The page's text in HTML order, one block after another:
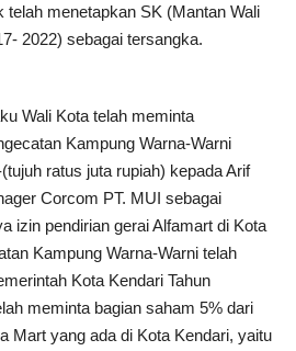
telah menetapkan SK (Mantan Wali
2022) sebagai tersangka.
Wali Kota telah meminta
Kampung Warna-Warni
ratus juta rupiah) kepada Arif
Corcom PT. MUI sebagai
izin pendirian gerai Alfamart di Kota
Kampung Warna-Warni telah
Kota Kendari Tahun
meminta bagian saham 5% dari
Mart yang ada di Kota Kendari, yaitu